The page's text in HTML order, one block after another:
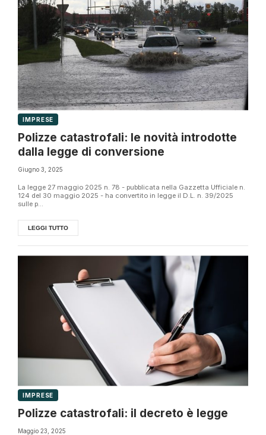
IMPRESE
Polizze catastrofali: le novità introdotte
dalla legge di conversione
Giugno 3, 2025
La legge 27 maggio 2025 n. 78 - pubblicata nella Gazzetta Ufficiale n.
124 del 30 maggio 2025 - ha convertito in legge il D.L. n. 39/2025
sulle p...
LEGGI TUTTO
IMPRESE
Polizze catastrofali: il decreto è legge
Maggio 23, 2025